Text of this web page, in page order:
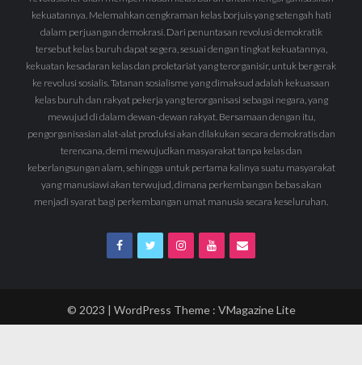
kekuatannya. Melemahkan cengkraman kelas borjuis yang setengah hati
dalam perjuangan demokrasi. Dari penuntasan revolusi demokratik
tersebut kelas buruh dapat segera, sesuai dengan tingkat kekuatannya,
kekuatan kesadaran kelas dan proletariat yang terorganisir, untuk bergerak
ke revolusi sosialis. Tatanan sosialisme yang dimaksud adalah kekuasaan
kelas buruh dan rakyat pekerja yang terorganisasi sebagai negara, yang
mewujud di dalam dewan-dewan rakyat. Bersamaan dengan itu,
pengorganisasian alat-alat produksi akan dilakukan secara demokratis dan
terencana, demi mewujudkan masyarakat tanpa kelas dan
keberlangsungan alam, sehingga untuk pertama kalinya suatu masyarakat
yang manusiawi akan terwujud, dimana perkembangan bebas akan
menjadi syarat bagi perkembangan umat manusia secara keseluruhan.
© 2023 | WordPress Theme : VMagazine Lite